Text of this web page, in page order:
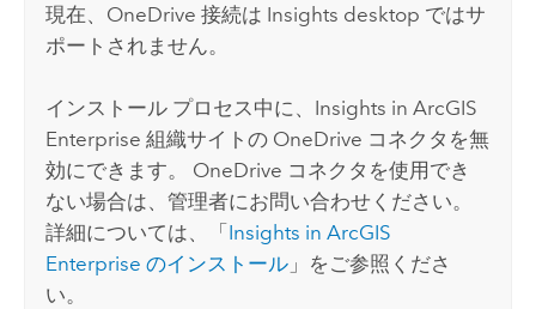
現在、 OneDrive 接続は Insights desktop ではサ
ポートされません。
インストール プロセス中に、 Insights in ArcGIS
Enterprise 組織サイトの OneDrive コネクタを無
効にできます。 OneDrive コネクタを使用でき
ない場合は、管理者にお問い合わせください。
詳細については、「 Insights in ArcGIS
Enterprise のインストール 」をご参照くださ
い。